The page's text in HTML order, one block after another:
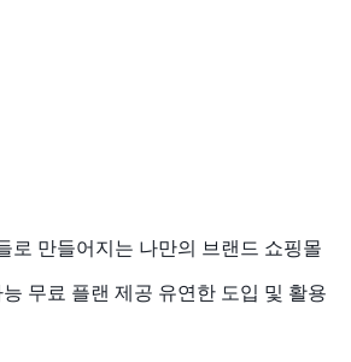
로 만들어지는 나만의 브랜드 쇼핑몰
무료 플랜 제공 유연한 도입 및 활용